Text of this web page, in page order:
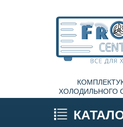
ХОЛОДИЛЬНОГО